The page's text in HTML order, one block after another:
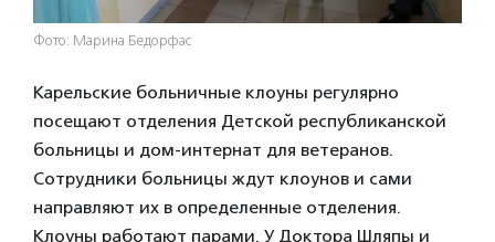
Фото: Марина Бедорфас
Карельские больничные клоуны регулярно
посещают отделения Детской республиканской
больницы и дом-интернат для ветеранов.
Сотрудники больницы ждут клоунов и сами
направляют их в определенные отделения.
Клоуны работают парами. У Доктора Шляпы и